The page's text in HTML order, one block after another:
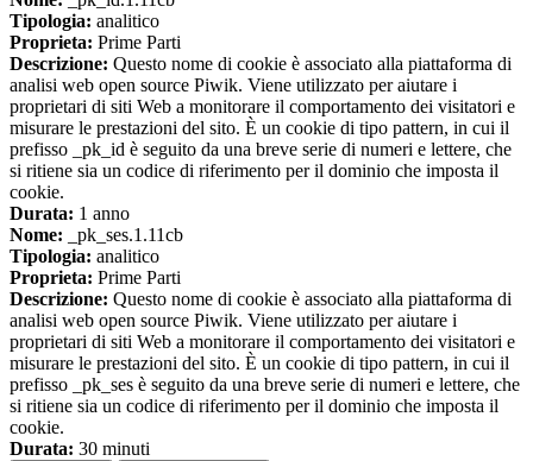
Tipologia: analitico
Proprieta: Prime Parti
Descrizione: Questo nome di cookie è associato alla piattaforma di
analisi web open source Piwik. Viene utilizzato per aiutare i
proprietari di siti Web a monitorare il comportamento dei visitatori e
misurare le prestazioni del sito. È un cookie di tipo pattern, in cui il
prefisso _pk_id è seguito da una breve serie di numeri e lettere, che
si ritiene sia un codice di riferimento per il dominio che imposta il
cookie.
Durata: 1 anno
Nome: _pk_ses.1.11cb
Tipologia: analitico
Proprieta: Prime Parti
Descrizione: Questo nome di cookie è associato alla piattaforma di
analisi web open source Piwik. Viene utilizzato per aiutare i
proprietari di siti Web a monitorare il comportamento dei visitatori e
misurare le prestazioni del sito. È un cookie di tipo pattern, in cui il
prefisso _pk_ses è seguito da una breve serie di numeri e lettere, che
si ritiene sia un codice di riferimento per il dominio che imposta il
cookie.
Durata: 30 minuti